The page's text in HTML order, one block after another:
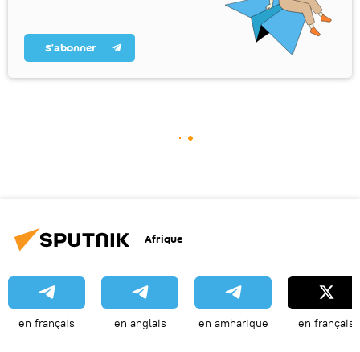
S’abonner
Afrique
en français en anglais en amharique en français